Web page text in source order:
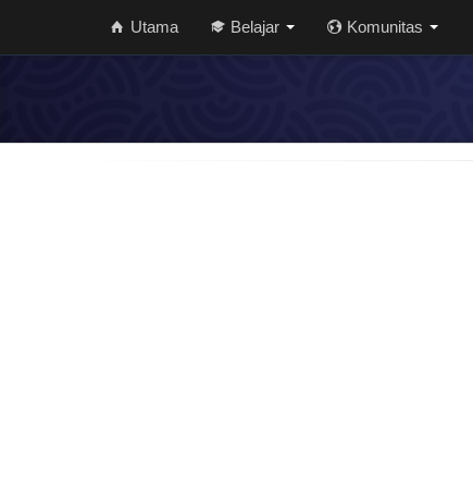
Utama Belajar Komunitas